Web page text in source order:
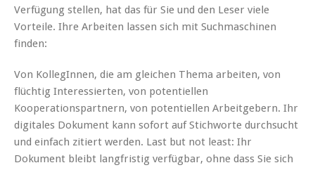
Verfügung stellen, hat das für Sie und den Leser viele
Vorteile. Ihre Arbeiten lassen sich mit Suchmaschinen
finden:
Von KollegInnen, die am gleichen Thema arbeiten, von
flüchtig Interessierten, von potentiellen
Kooperationspartnern, von potentiellen Arbeitgebern. Ihr
digitales Dokument kann sofort auf Stichworte durchsucht
und einfach zitiert werden. Last but not least: Ihr
Dokument bleibt langfristig verfügbar, ohne dass Sie sich